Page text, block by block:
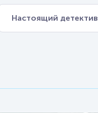
Настоящий детектив